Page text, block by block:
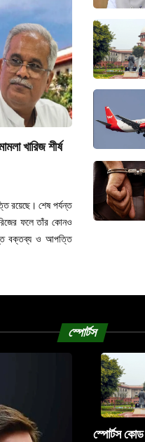
খারিজ শীর্ষ
রয়েছে। শেষ পর্যন্ত
ফলে তাঁর কোনও
বক্তব্য ও আপত্তি
স্পোর্টস
স্পোর্টস